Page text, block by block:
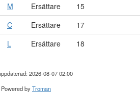
M Ersättare
15
C Ersättare
17
L Ersättare 18
2026-08-07 02:00
Powered byTroman